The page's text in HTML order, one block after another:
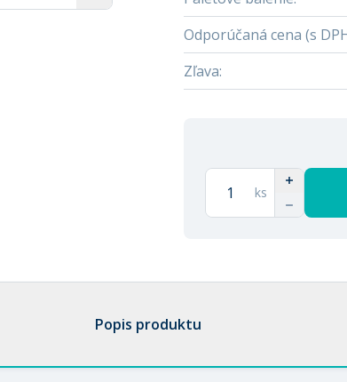
Odporúčaná cena (s
Zľava:
ks
Popis produktu